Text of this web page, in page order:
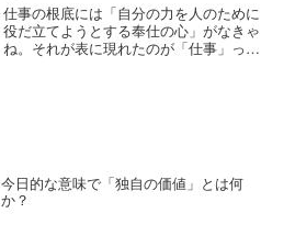
仕事の根底には「自分の力を人のために
役だ立てようとする奉仕の心」がなきゃ
ね。それが表に現れたのが「仕事」って
お金を稼ぎたい」「もっと認められた
い」「仕事しなきゃ食べていけない」そ
今日的な意味で「独自の価値」とは何
か？